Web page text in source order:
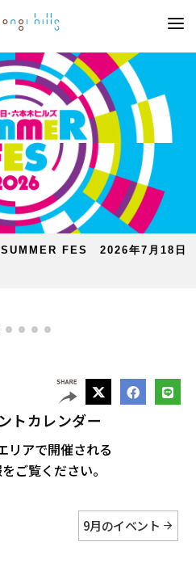
今日のイベント
来月のイベント
テレビ朝日・六本木ヒルズ
月23日（日）
音楽と番組とグルメの エ
今年も入場無料！
見る
ルメ サービス
ライフスタイル
森アーツセンターギャラリー
ルズ 公式サイト
トラン・バーでお使いい
ンラインにて販売中
辺施設
公園/散策路/緑
六本木ヒルズアリーナ・大
ルズ駐車場 駐車料金変更
車でお越しの方
カード・
お支払いについて
年配のお客さま、
ォー・キッズ 2026 2026年7月
トカレンダー
リアで開催される
ご覧ください。
9月のイベント